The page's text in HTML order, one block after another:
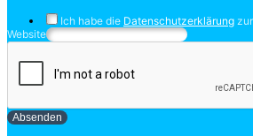
Ich habe die Datenschutzerklärung
Website
Absenden